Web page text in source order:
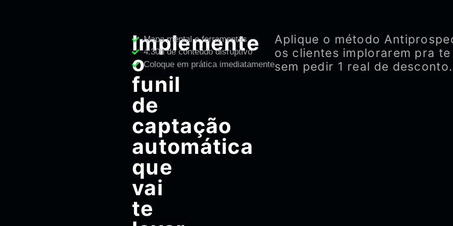
Implemente
o
funil
de
captação
automática
que
vai
te
Mapa mental e ferramentas
4:30h de conteúdo disruptivo
Coloque em prática imediatamente
Aplique o método
os clientes implorarem pra
sem pedir 1 real de desconto.